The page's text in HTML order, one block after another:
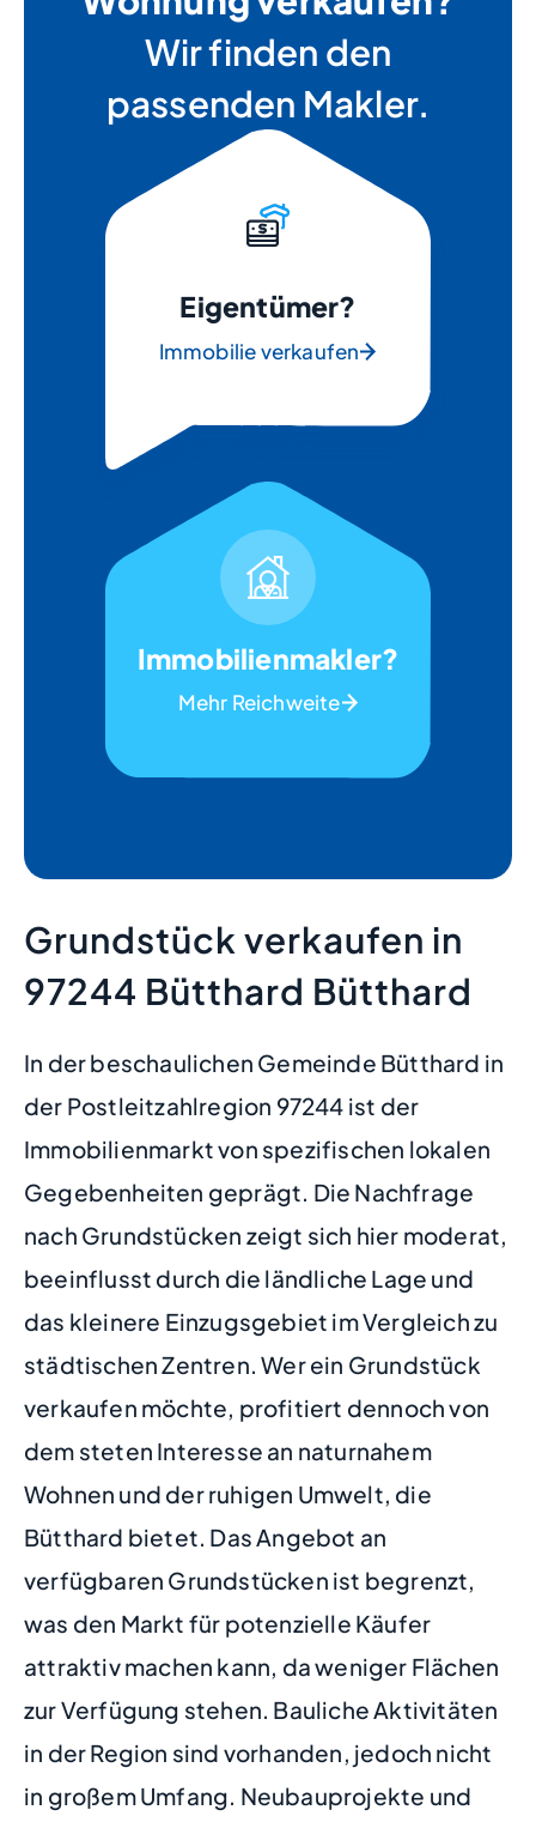
Wir finden den
passenden Makler.
Eigentümer?
Immobilie verkaufen
Immobilienmakler?
Mehr Reichweite
Grundstück verkaufen in
97244 Bütthard Bütthard
In der beschaulichen Gemeinde Bütthard in
der Postleitzahlregion 97244 ist der
Immobilienmarkt von spezifischen lokalen
Gegebenheiten geprägt. Die Nachfrage
nach Grundstücken zeigt sich hier moderat,
beeinflusst durch die ländliche Lage und
das kleinere Einzugsgebiet im Vergleich zu
städtischen Zentren. Wer ein Grundstück
verkaufen möchte, profitiert dennoch von
dem steten Interesse an naturnahem
Wohnen und der ruhigen Umwelt, die
Bütthard bietet. Das Angebot an
verfügbaren Grundstücken ist begrenzt,
was den Markt für potenzielle Käufer
attraktiv machen kann, da weniger Flächen
zur Verfügung stehen. Bauliche Aktivitäten
in der Region sind vorhanden, jedoch nicht
in großem Umfang. Neubauprojekte und